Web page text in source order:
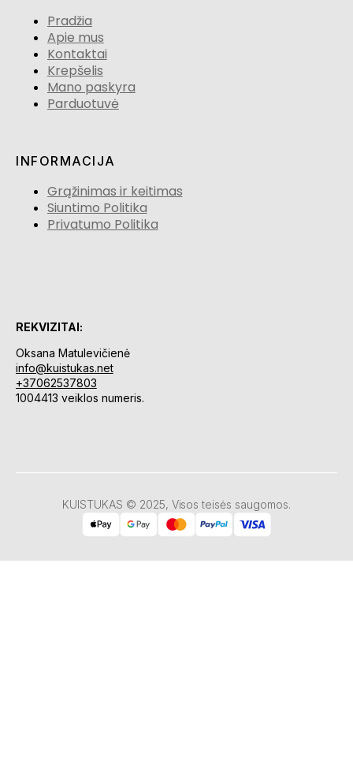
Pradžia
Apie mus
Kontaktai
Krepšelis
Mano paskyra
Parduotuvė
INFORMACIJA
Grąžinimas ir keitimas
Siuntimo Politika
Privatumo Politika
REKVIZITAI:
Oksana Matulevičienė
info@kuistukas.net
+37062537803
1004413 veiklos numeris.
KUISTUKAS © 2025, Visos teisės saugomos.